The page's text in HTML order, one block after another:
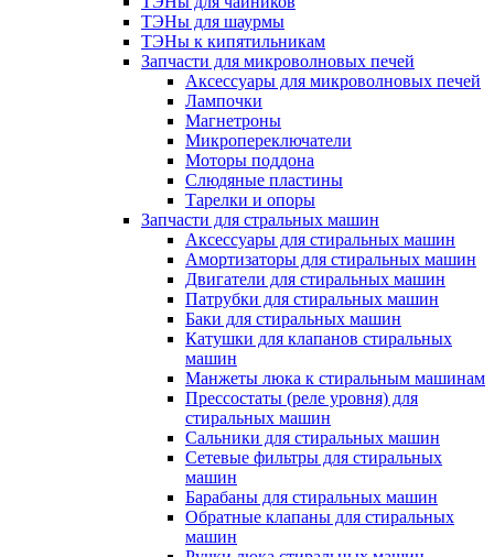
ТЭНы для шаурмы
ТЭНы к кипятильникам
Запчасти для микроволновых печей
Аксессуары для микроволновых печей
Лампочки
Магнетроны
Микропереключатели
Моторы поддона
Слюдяные пластины
Тарелки и опоры
Запчасти для стральных машин
Аксессуары для стиральных машин
Амортизаторы для стиральных машин
Двигатели для стиральных машин
Патрубки для стиральных машин
Баки для стиральных машин
Катушки для клапанов стиральных
машин
Манжеты люка к стиральным машинам
Прессостаты (реле уровня) для
стиральных машин
Сальники для стиральных машин
Сетевые фильтры для стиральных
машин
Барабаны для стиральных машин
Обратные клапаны для стиральных
машин